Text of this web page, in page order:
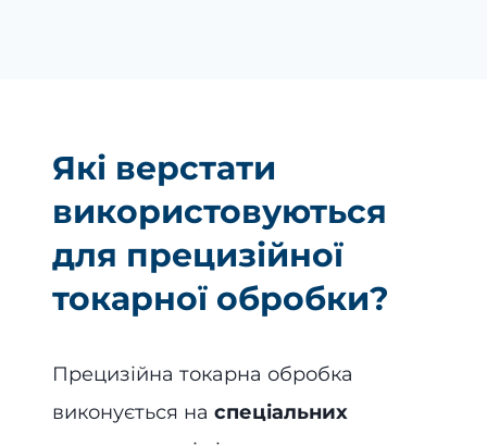
Які верстати
використовуються
для прецизійної
токарної обробки?
Прецизійна токарна обробка
виконується на спеціальних